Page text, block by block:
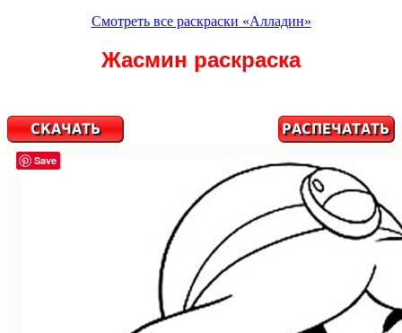
Смотреть все раскраски «Алладин»
Жасмин раскраска
Save